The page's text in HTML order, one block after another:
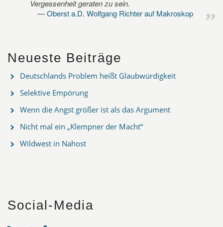
Vergessenheit geraten zu sein.
Oberst a.D. Wolfgang Richter auf Makroskop
Neueste Beiträge
Deutschlands Problem heißt Glaubwürdigkeit
Selektive Empörung
Wenn die Angst größer ist als das Argument
Nicht mal ein „Klempner der Macht“
Wildwest in Nahost
Social-Media